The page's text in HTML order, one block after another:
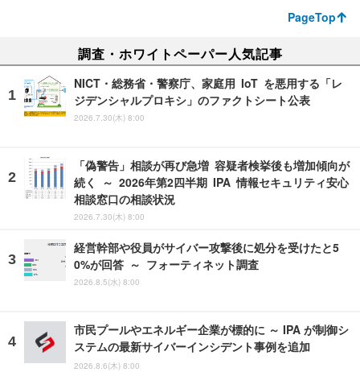
PageTop
調査・ホワイトペーパー人気記事
NICT・総務省・警察庁、家庭用 IoT を悪用する「レ
ジデンシャルプロキシ」のファクトシート公表
2026.7.30(木) 8:00
「偽警告」相談が再び急増 容疑者検挙後も増加傾向が
続く ～ 2026年第2四半期 IPA 情報セキュリティ安心
相談窓口の相談状況
2026.7.30(木) 8:00
経営幹部や役員がサイバー攻撃後に処分を受けたと5
0%が回答 ～ フォーティネット調査
2026.8.5(水) 8:00
市民プールやエネルギー企業が標的に ～ IPA が制御シ
ステムの最新サイバーインシデント事例を追加
2026.8.6(木) 8:00